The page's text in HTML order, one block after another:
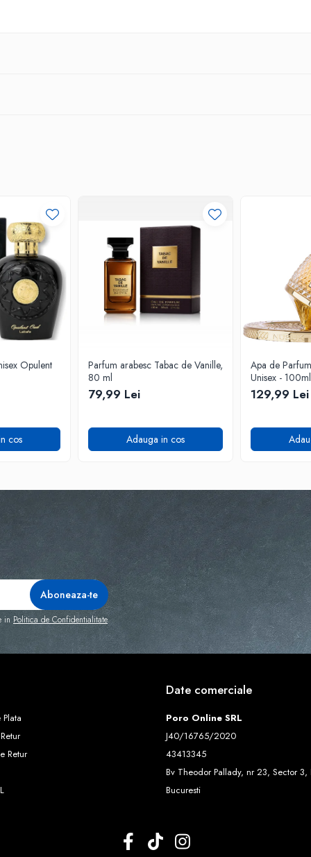
Opulent
cos
Parfum arabesc Tabac de Vanille,
80 ml
79,99 Lei
Adauga in cos
Apa de
Unisex - 100ml
129,99 Lei
in Politica de Confidentialitate
Retur
Date comerciale
Poro Online SRL
J40/16765/2020
43413345
Bv Theodor Pallady, nr 23, Sector 3,
Bucuresti